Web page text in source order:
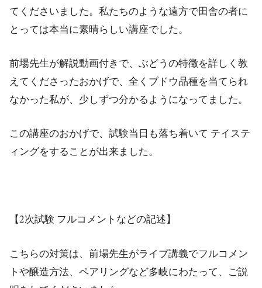
てくださいました。私たちのような遠方で田舎の者に
とっては本当に素晴らしい講座でした。
前場先生が解説動画付きで、ぶどうの特徴を詳しく教
えてくださったおかげで、全くブドウ品種を当てられ
なかった私が、少しずつ分かるようになってました。
この講座のおかげで、試験当日も落ち着いて テイステ
ィングをすることが出来ました。
【2次試験 フルコメントなどの記述】
こちらの対策は、前場先生がライブ講義でフルコメン
トや醸造方法、ペアリングなど多岐にわたって、ご説